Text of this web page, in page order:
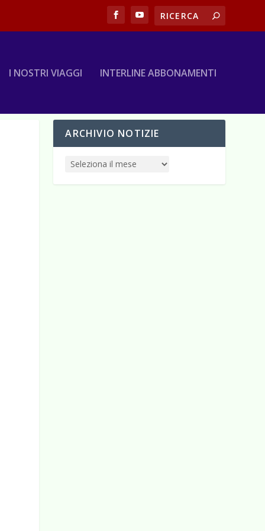
I NOSTRI VIAGGI INTERLINE ABBONAMENTI
ARCHIVIO NOTIZIE